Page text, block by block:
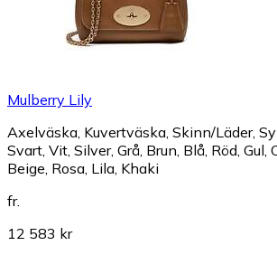
Mulberry Lily
Axelväska, Kuvertväska, Skinn/Läder,
Svart, Vit, Silver, Grå, Brun, Blå, Röd, Gul,
Beige, Rosa, Lila, Khaki
fr.
12 583 kr